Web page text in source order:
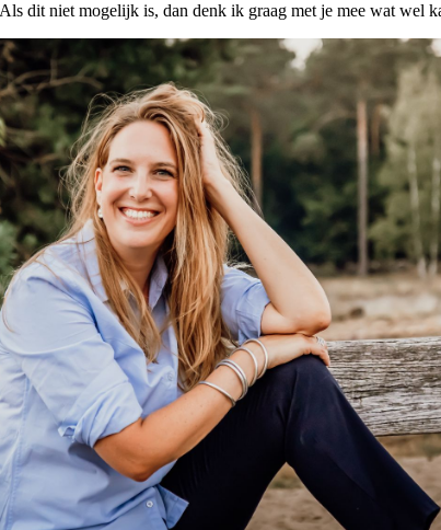
dit niet mogelijk is, dan denk ik graag met je mee wat wel